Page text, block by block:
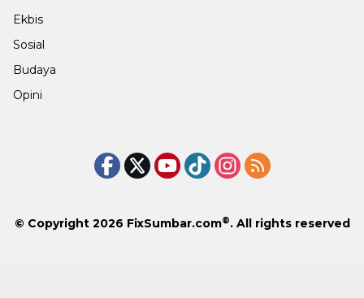
Ekbis
Sosial
Budaya
Opini
© Copyright 2026 FixSumbar.com®. All rights reserved